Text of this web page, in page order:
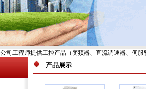
公司工程师提供工控产品（变频器、直流调速器、伺服
产品展示